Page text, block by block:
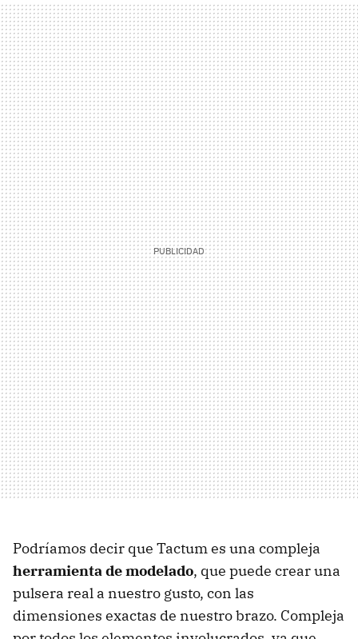
Podríamos decir que Tactum es una compleja
herramienta de modelado, que puede crear una
pulsera real a nuestro gusto, con las
dimensiones exactas de nuestro brazo. Compleja